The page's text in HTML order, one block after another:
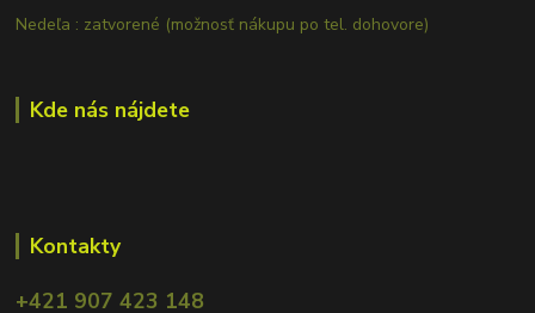
Nedeľa : zatvorené (možnosť nákupu po tel. dohovore)
Kde nás nájdete
Kontakty
+421 907 423 148